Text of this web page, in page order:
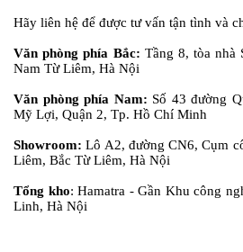
Hãy liên hệ để được tư vấn tận tình và
Văn phòng phía Bắc: Tầng 8, tòa nhà
Nam Từ Liêm, Hà Nội
Văn phòng phía Nam: Số 43 đường
Mỹ Lợi, Quận 2, Tp. Hồ Chí Minh
Showroom: Lô A2, đường CN6, Cụm
Liêm, Bắc Từ Liêm, Hà Nội
Tổng kho: Hamatra - Gần Khu công
Linh, Hà Nội